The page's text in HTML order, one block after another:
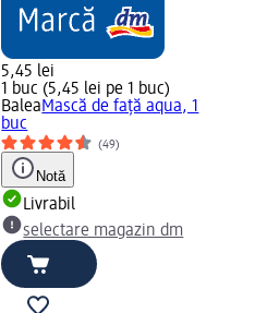
5,45 lei
1 buc (5,45 lei pe 1 buc)
BaleaMască de față aqua, 1
buc
(49)
Notă
Livrabil
selectare magazin dm